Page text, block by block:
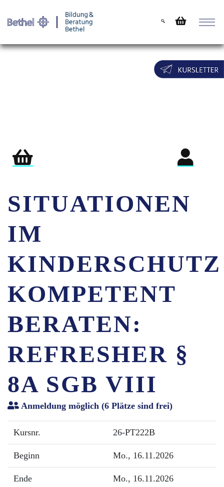
SITUATIONEN
IM
KINDERSCHUTZ
KOMPETENT
BERATEN:
REFRESHER §
8A SGB VIII
Anmeldung möglich (6 Plätze sind frei)
Kursnr. 26-PT222B
Beginn Mo., 16.11.2026
Ende Mo., 16.11.2026